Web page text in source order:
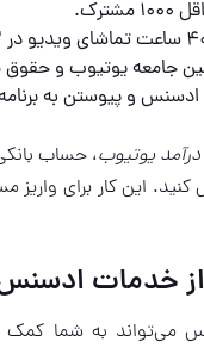
جامعه یوتیوب و
و پیوستن به
یوتیوب، حساب
این کار برای واریز
از خدمات
می‌تواند به شما کمک